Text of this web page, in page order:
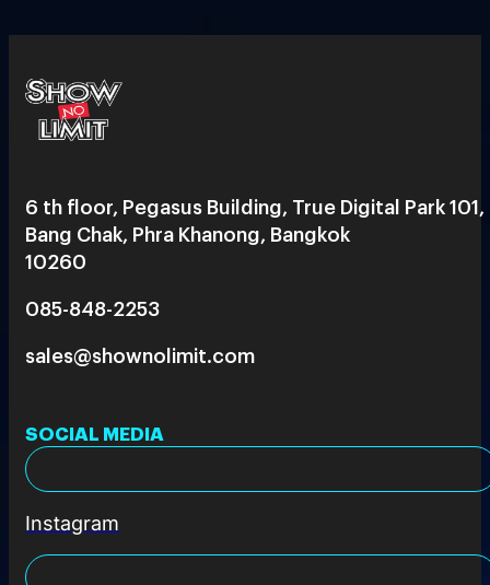
6 th floor, Pegasus Building, True Digital Park 101,
Bang Chak, Phra Khanong, Bangkok
10260
085-848-2253
sales@shownolimit.com
SOCIAL MEDIA
Instagram